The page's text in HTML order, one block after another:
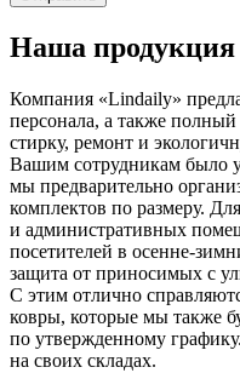
Наша продукция
Компания «Lindaily»
персонала, а также
стирку, ремонт и
Вашим сотрудникам было
мы предварительно
комплектов по размеру.
и административных
посетителей в осенне-
защита от приносимых с
С этим отлично
ковры, которые мы также
по утвержденному
на своих складах.